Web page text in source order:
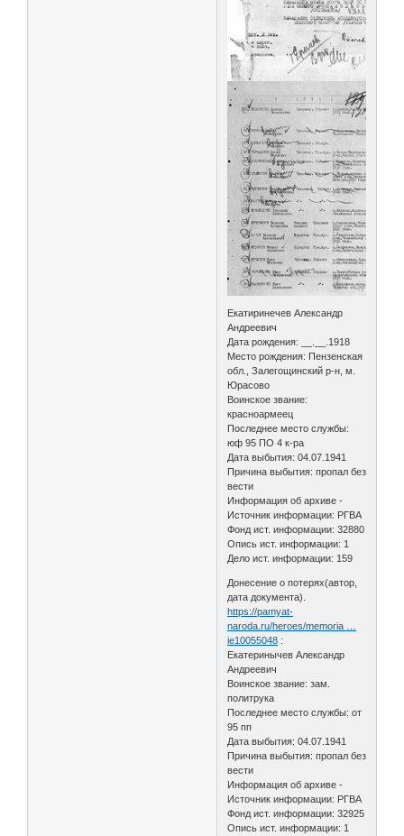
Екатиринечев Александр
Андреевич
Дата рождения: __.__.1918
Место рождения: Пензенская
обл., Залегощинский р-н, м.
Юрасово
Воинское звание:
красноармеец
Последнее место службы:
юф 95 ПО 4 к-ра
Дата выбытия: 04.07.1941
Причина выбытия: пропал без
вести
Информация об архиве -
Источник информации: РГВА
Фонд ист. информации: 32880
Опись ист. информации: 1
Дело ист. информации: 159
Донесение о потерях(автор,
дата документа).
https://pamyat-
naroda.ru/heroes/memoria …
ie10055048 :
Екатеринычев Александр
Андреевич
Воинское звание: зам.
политрука
Последнее место службы: от
95 пп
Дата выбытия: 04.07.1941
Причина выбытия: пропал без
вести
Информация об архиве -
Источник информации: РГВА
Фонд ист. информации: 32925
Опись ист. информации: 1